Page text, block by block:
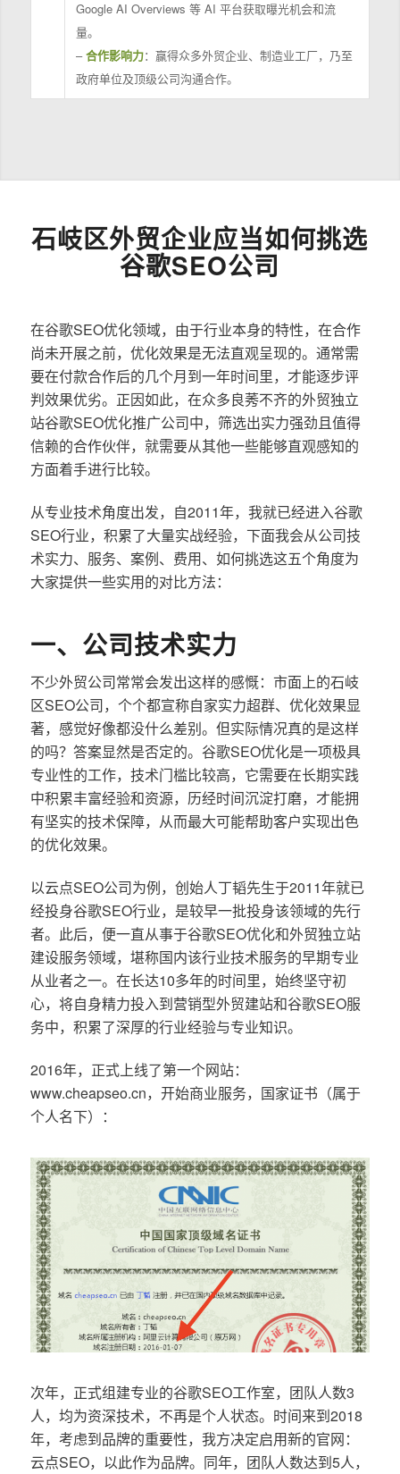
Google AI Overviews 等 AI 平台获取曝光机会和流
量。
–合作影响力：赢得众多外贸企业、制造业工厂，乃至
政府单位及顶级公司沟通合作。
石岐区外贸企业应当如何挑选
谷歌SEO公司
在谷歌SEO优化领域，由于行业本身的特性，在合作
尚未开展之前，优化效果是无法直观呈现的。通常需
要在付款合作后的几个月到一年时间里，才能逐步评
判效果优劣。正因如此，在众多良莠不齐的外贸独立
站谷歌SEO优化推广公司中，筛选出实力强劲且值得
信赖的合作伙伴，就需要从其他一些能够直观感知的
方面着手进行比较。
从专业技术角度出发，自2011年，我就已经进入谷歌
SEO行业，积累了大量实战经验，下面我会从公司技
术实力、服务、案例、费用、如何挑选这五个角度为
大家提供一些实用的对比方法：
一、公司技术实力
不少外贸公司常常会发出这样的感慨：市面上的石岐
区SEO公司，个个都宣称自家实力超群、优化效果显
著，感觉好像都没什么差别。但实际情况真的是这样
的吗？答案显然是否定的。谷歌SEO优化是一项极具
专业性的工作，技术门槛比较高，它需要在长期实践
中积累丰富经验和资源，历经时间沉淀打磨，才能拥
有坚实的技术保障，从而最大可能帮助客户实现出色
的优化效果。
以云点SEO公司为例，创始人丁韬先生于2011年就已
经投身谷歌SEO行业，是较早一批投身该领域的先行
者。此后，便一直从事于谷歌SEO优化和外贸独立站
建设服务领域，堪称国内该行业技术服务的早期专业
从业者之一。在长达10多年的时间里，始终坚守初
心，将自身精力投入到营销型外贸建站和谷歌SEO服
务中，积累了深厚的行业经验与专业知识。
2016年，正式上线了第一个网站：
www.cheapseo.cn，开始商业服务，国家证书（属于
个人名下）：
次年，正式组建专业的谷歌SEO工作室，团队人数3
人，均为资深技术，不再是个人状态。时间来到2018
年，考虑到品牌的重要性，我方决定启用新的官网：
云点SEO，以此作为品牌。同年，团队人数达到5人，